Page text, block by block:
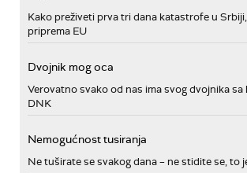
Kako preživeti prva tri dana katastrofe u
priprema EU
Dvojnik mog oca
Verovatno svako od nas ima svog dvojnika sa
DNK
Nemogućnost tusiranja
Ne tuširate se svakog dana – ne stidite se, to